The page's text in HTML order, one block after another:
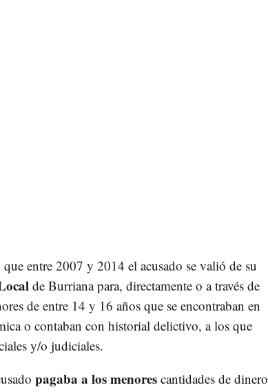
entre 2007 y 2014 el acusado se valió de su
de Burriana para, directamente o a través de
de entre 14 y 16 años que se encontraban en
o contaban con historial delictivo, a los que
y/o judiciales.
pagaba a los menorescantidades de dinero